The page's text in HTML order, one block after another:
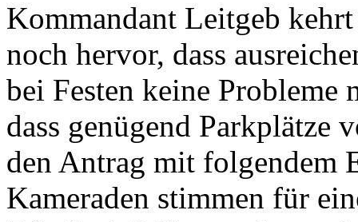
Kommandant Leitgeb
noch hervor, dass
bei Festen keine
dass genügend Parkplätze
den Antrag mit folgendem
Kameraden stimmen für